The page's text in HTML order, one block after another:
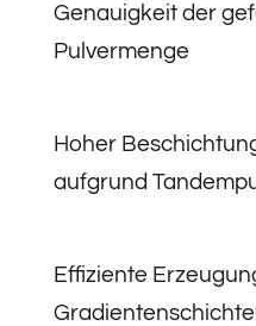
Genauigkeit der
Pulvermenge
Hoher
aufgrund
Effiziente